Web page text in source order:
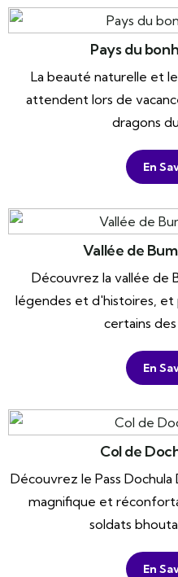
Pays du
La beauté naturelle et
attendent lors de
dragons
En
Vallée de
Découvrez la vallée de
légendes et d'histoires,
certains des
En
Col de
Découvrez le Pass Dochula
magnifique et
soldats
En